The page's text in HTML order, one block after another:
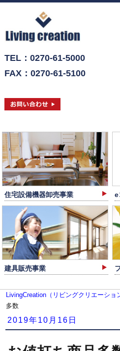
TEL：0270-61-5000
FAX：0270-61-5100
住宅設備機器卸売事業 e
建具販売事業
LivingCreation（リビングクリエーショ
多数
投
日:
2019年10月16日